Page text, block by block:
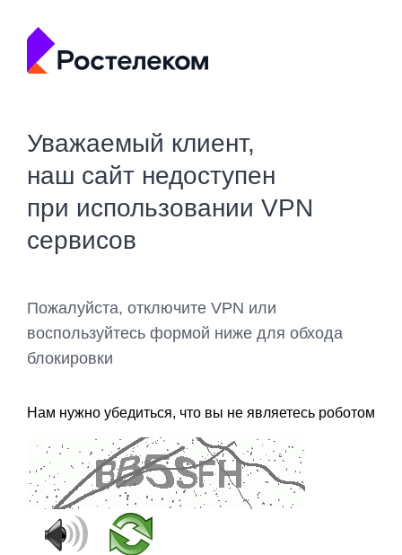
Уважаемый клиент,
наш сайт недоступен
при использовании VPN
сервисов
Пожалуйста, отключите VPN или
воспользуйтесь формой ниже для обхода
блокировки
Нам нужно убедиться, что вы не являетесь роботом